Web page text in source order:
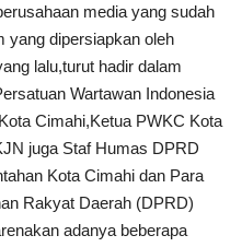
media yang sudah
yang dipersiapkan oleh
lalu,turut hadir dalam
Wartawan Indonesia
Cimahi,Ketua PWKC Kota
juga Staf Humas DPRD
Kota Cimahi dan Para
Rakyat Daerah (DPRD)
adanya beberapa